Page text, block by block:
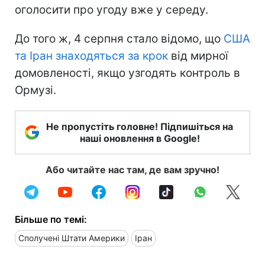
оголосити про угоду вже у середу.
До того ж, 4 серпня стало відомо, що США
та Іран знаходяться за крок від мирної
домовленості, якщо узгодять контроль в
Ормузі.
Не пропустіть головне! Підпишіться на
наші оновлення в Google!
Або читайте нас там, де вам зручно!
Більше по темі:
Сполучені Штати Америки Іран